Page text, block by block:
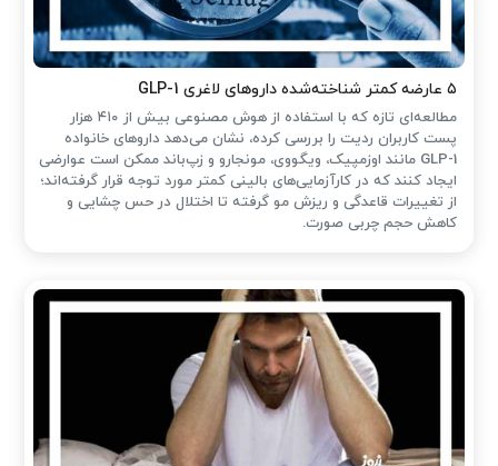
۵ عارضه کمتر شناخته‌شده داروهای لاغری GLP-1
مطالعه‌ای تازه که با استفاده از هوش مصنوعی بیش از ۴۱۰ هزار
پست کاربران ردیت را بررسی کرده، نشان می‌دهد داروهای خانواده
GLP-1 مانند اوزمپیک، ویگووی، مونجارو و زپ‌باند ممکن است عوارضی
ایجاد کنند که در کارآزمایی‌های بالینی کمتر مورد توجه قرار گرفته‌اند؛
از تغییرات قاعدگی و ریزش مو گرفته تا اختلال در حس چشایی و
کاهش حجم چربی صورت.